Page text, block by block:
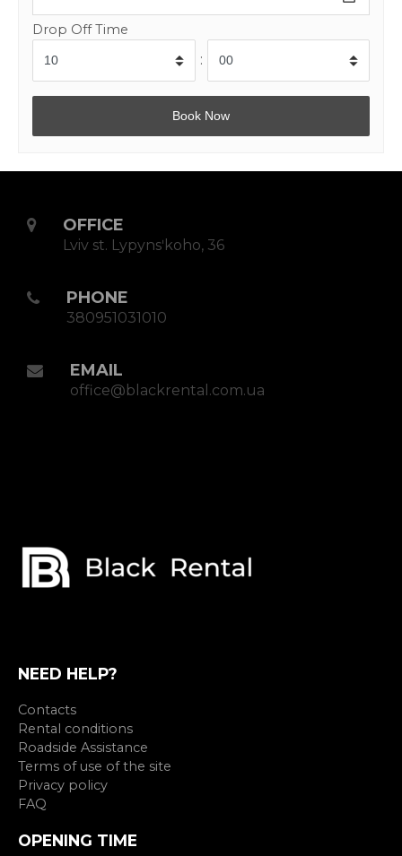
Drop Off Time
:
OFFICE
Lviv st. Lypynsʹkoho, 36
PHONE
380951031010
EMAIL
office@blackrental.com.ua
NEED HELP?
Contacts
Rental conditions
Roadside Assistance
Terms of use of the site
Privacy policy
FAQ
OPENING TIME